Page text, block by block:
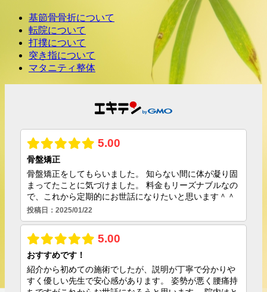
基節骨骨折について
転院について
打撲について
突き指について
マタニティ整体